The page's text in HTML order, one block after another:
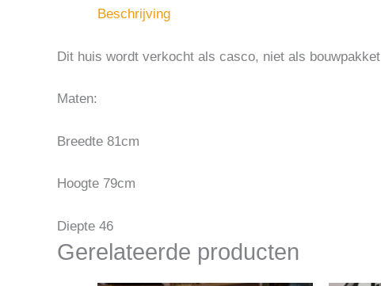
Beschrijving
Dit huis wordt verkocht als casco, niet als bouwpakket
Maten:
Breedte 81cm
Hoogte 79cm
Diepte 46
Gerelateerde producten